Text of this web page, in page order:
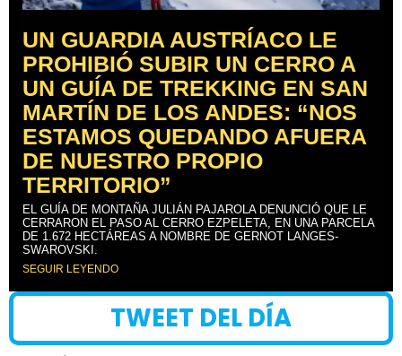
UN GUARDIA AUSTRÍACO LE
PROHIBIÓ SUBIR UN CERRO A
UN GUÍA DE TREKKING EN SAN
MARTÍN DE LOS ANDES: “NOS
ESTAMOS QUEDANDO AFUERA
DE NUESTRO PROPIO
TERRITORIO”
EL GUÍA DE MONTAÑA JULIÁN PAJAROLA DENUNCIÓ QUE LE
CERRARON EL PASO AL CERRO EZPELETA, EN UNA PARCELA
DE 1.672 HECTÁREAS A NOMBRE DE GERNOT LANGES-
SWAROVSKI.
SEGUIR LEYENDO
TWEET DEL DÍA